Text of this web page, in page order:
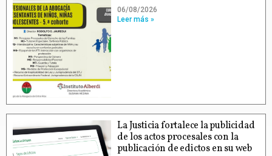
06/08/2026
Leer más »
La Justicia fortalece la publicidad
de los actos procesales con la
publicación de edictos en su web